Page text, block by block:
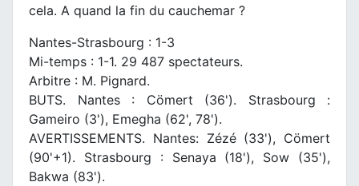
cela. A quand la fin du cauchemar ?
Nantes-Strasbourg : 1-3
Mi-temps : 1-1. 29 487 spectateurs.
Arbitre : M. Pignard.
BUTS. Nantes : Cömert (36'). Strasbourg :
Gameiro (3'), Emegha (62', 78').
AVERTISSEMENTS. Nantes: Zézé (33'), Cömert
(90'+1). Strasbourg : Senaya (18'), Sow (35'),
Bakwa (83').